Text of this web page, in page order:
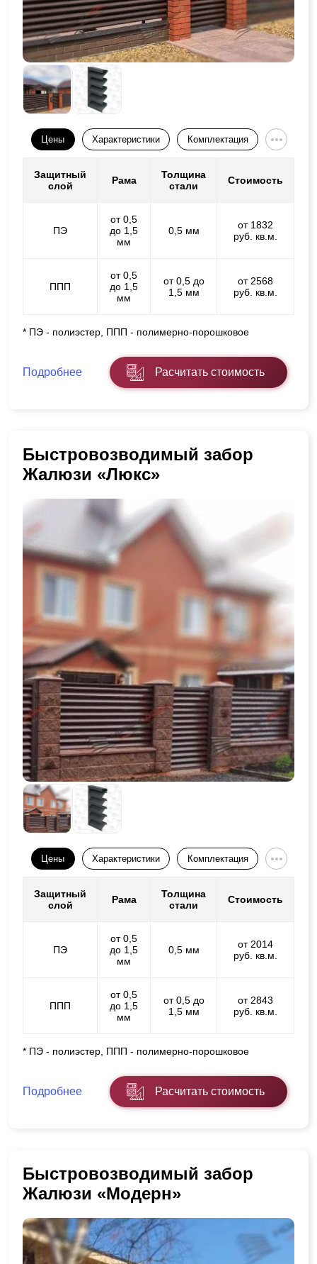
Цены Характеристики Комплектация
Защитный
слой
Рама
Толщина
стали
Стоимость
ПЭ
от 0,5
до 1,5
мм
0,5 мм
от 1832
руб. кв.м.
ППП
от 0,5
до 1,5
мм
от 0,5 до
1,5 мм
от 2568
руб. кв.м.
* ПЭ - полиэстер, ППП - полимерно-порошковое
Подробнее Расчитать стоимость
Быстровозводимый забор
Жалюзи «Люкс»
Цены Характеристики Комплектация
Защитный
слой
Рама
Толщина
стали
Стоимость
ПЭ
от 0,5
до 1,5
мм
0,5 мм
от 2014
руб. кв.м.
ППП
от 0,5
до 1,5
мм
от 0,5 до
1,5 мм
от 2843
руб. кв.м.
* ПЭ - полиэстер, ППП - полимерно-порошковое
Подробнее Расчитать стоимость
Быстровозводимый забор
Жалюзи «Модерн»